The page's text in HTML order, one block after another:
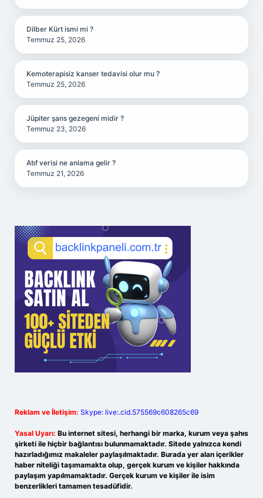
Dilber Kürt ismi mi ?
Temmuz 25, 2026
Kemoterapisiz kanser tedavisi olur mu ?
Temmuz 25, 2026
Jüpiter şans gezegeni midir ?
Temmuz 23, 2026
Atıf verisi ne anlama gelir ?
Temmuz 21, 2026
Reklam ve İletişim: Skype: live:.cid.575569c608265c69
Yasal Uyarı: Bu internet sitesi, herhangi bir marka, kurum veya şahıs
şirketi ile hiçbir bağlantısı bulunmamaktadır. Sitede yalnızca kendi
hazırladığımız makaleler paylaşılmaktadır. Burada yer alan içerikler
haber niteliği taşımamakta olup, gerçek kurum ve kişiler hakkında
paylaşım yapılmamaktadır. Gerçek kurum ve kişiler ile isim
benzerlikleri tamamen tesadüfidir.